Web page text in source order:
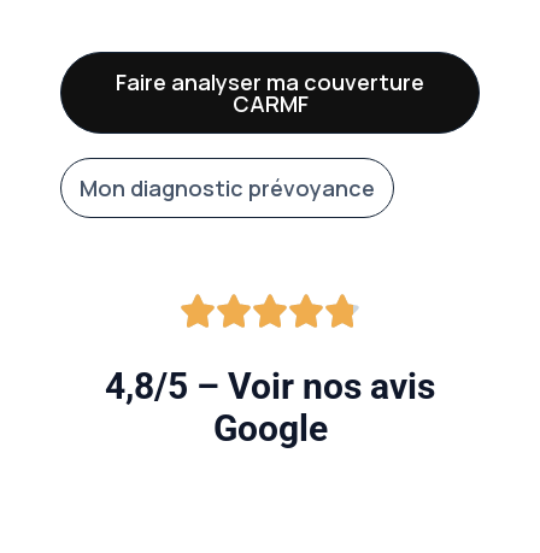
Faire analyser ma couverture
CARMF
Mon diagnostic prévoyance
4,8/5 – Voir nos avis
Google